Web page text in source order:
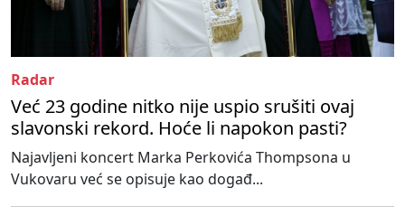
Radar
Već 23 godine nitko nije uspio srušiti ovaj
slavonski rekord. Hoće li napokon pasti?
Najavljeni koncert Marka Perkovića Thompsona u
Vukovaru već se opisuje kao događ...